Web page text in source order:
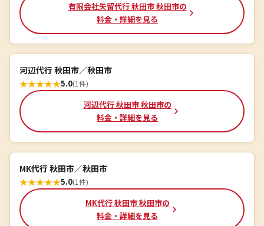
有限会社矢留代行 秋田市 秋田市の
料金・詳細を見る
河辺代行 秋田市／秋田市
★★★★★5.0(1件)
河辺代行 秋田市 秋田市の
料金・詳細を見る
MK代行 秋田市／秋田市
★★★★★5.0(1件)
MK代行 秋田市 秋田市の
料金・詳細を見る